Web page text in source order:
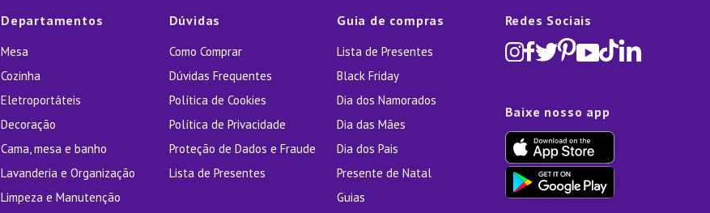
Departamentos
Mesa
Cozinha
Eletroportáteis
Decoração
Cama, mesa e banho
Lavanderia e Organização
Limpeza e Manutenção
Dúvidas
Como Comprar
Dúvidas Frequentes
Política de Cookies
Política de Privacidade
Proteção de Dados e Fraude
Lista de Presentes
Guia de compras
Lista de Presentes
Black Friday
Dia dos Namorados
Dia das Mães
Dia dos Pais
Presente de Natal
Guias
Redes Sociais
Baixe nosso app